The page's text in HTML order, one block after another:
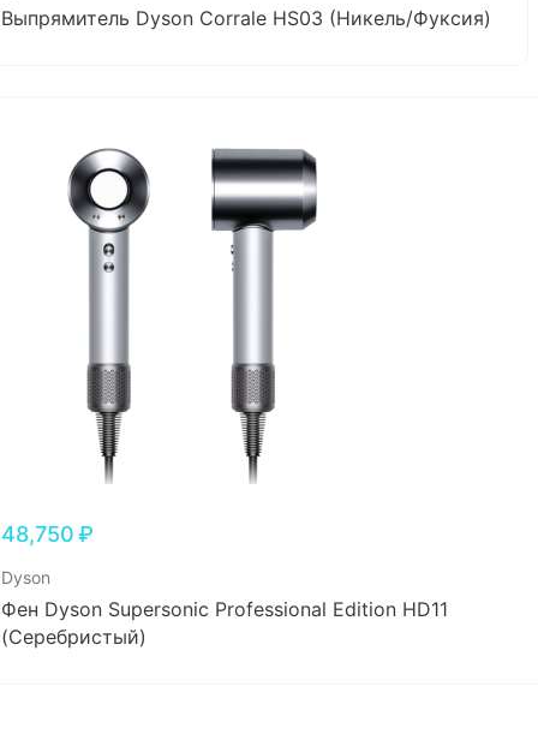
Выпрямитель Dyson Corrale HS03 (Никель/Фуксия)
48,750₽
Dyson
Фен Dyson Supersonic Professional Edition HD11
(Серебристый)